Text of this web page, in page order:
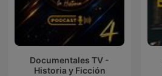
Documentales TV -
Historia y Ficción